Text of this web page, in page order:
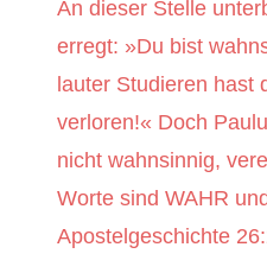
An dieser Stelle
erregt: »Du bist
lauter Studieren hast
verloren!« Doch
nicht wahnsinnig,
Worte sind WAHR
Apostelgeschichte